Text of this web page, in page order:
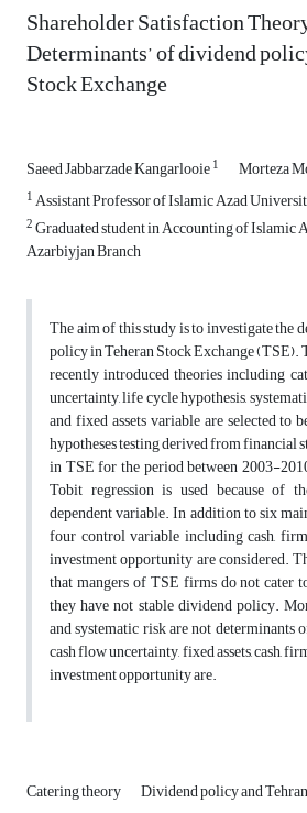
Shareholder Satisfaction
Determinants’ of dividend
Stock Exchange
Saeed Jabbarzade Kangarlooie1 Morteza
1Assistant Professor of Islamic Azad
2Graduated student in Accounting of Islamic
Azarbiyjan Branch
The aim of this study is to investigate the
policy in Teheran Stock Exchange (TSE).
recently introduced theories including
uncertainty, life cycle hypothesis,
and fixed assets variable are selected to
hypotheses testing derived from financial
in TSE for the period between 2003-
Tobit regression is used because of
dependent variable. In addition to six
four control variable including cash,
investment opportunity are considered.
that mangers of TSE firms do not cater
they have not stable dividend policy.
and systematic risk are not
cash flow uncertainty, fixed assets, cash,
investment opportunity are.
Catering theory Dividend policy and